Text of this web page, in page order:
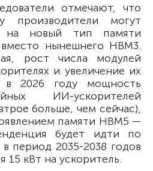
отмечают, что
могут
на новый тип памяти
нынешнего HBM3.
рост числа модулей
и увеличение их
в 2026 году мощность
ИИ-ускорителей
больше, чем сейчас),
памяти HBM5 —
будет идти по
период 2035-2038 годов
15 кВт на ускоритель.